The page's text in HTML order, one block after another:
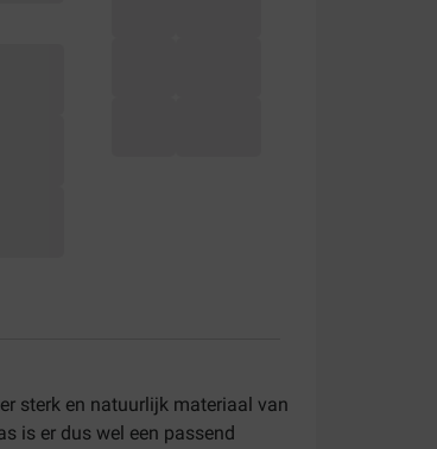
sterk en natuurlijk materiaal van
is er dus wel een passend